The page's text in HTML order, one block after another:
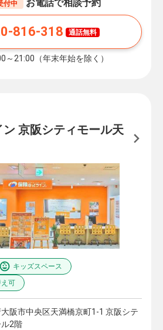
付中 お電話で相談予約
816-318 通話無料
～21:00（年末年始を除く）
京阪シティモール天
キッズスペース
可
阪市中央区天満橋京町1-1 京阪シテ
ル2階